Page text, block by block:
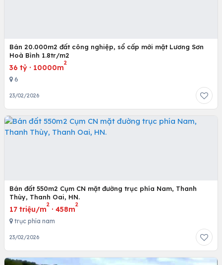
Bán 20.000m2 đất công nghiệp, sổ cấp mới mặt Lương Sơn
Hoà Bình 1.8tr/m2
36 tỷ · 10000m
2
6
23/02/2026
Bán đất 550m2 Cụm CN mặt đường trục phía Nam, Thanh
Thùy, Thanh Oai, HN.
17 triệu/m
2
· 458m
2
trục phía nam
23/02/2026